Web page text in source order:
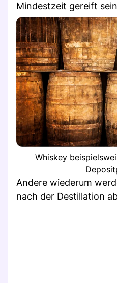
Mindestzeit gereift
Whiskey
Andere wiederum
nach der Destillation